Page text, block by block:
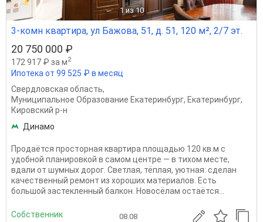
1 из 10
3-комн квартира, ул Бажова, 51, д. 51, 120 м², 2/7 эт.
20 750 000 ₽
172 917 ₽ за м2
Ипотека от 99 525 ₽ в месяц
Свердловская область,
Муниципальное Образование Екатеринбург, Екатеринбург,
Кировский р-н
Динамо
Продаётся просторная квартира площадью 120 кв.м с
удобной планировкой в самом центре — в тихом месте,
вдали от шумных дорог. Светлая, тёплая, уютная: сделан
качественный ремонт из хороших материалов. Есть
большой застекленный балкон. Новосёлам остаётся...
Собственник 08.08